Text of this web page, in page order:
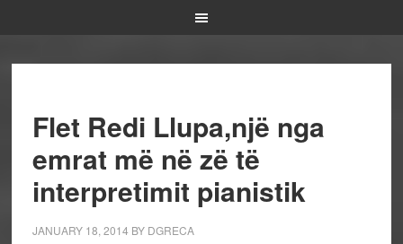
Flet Redi Llupa,një nga
emrat më në zë të
interpretimit pianistik
JANUARY 18, 2014 BY DGRECA